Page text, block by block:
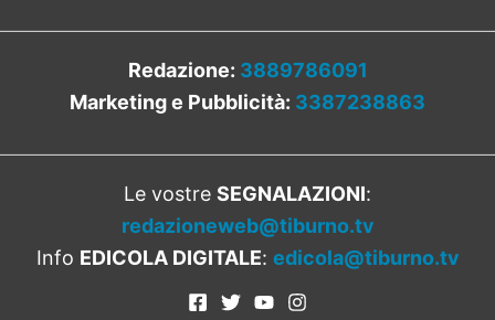
Redazione: 3889786091
Marketing e Pubblicità: 3387238863
Le vostre SEGNALAZIONI:
redazioneweb@tiburno.tv
Info EDICOLA DIGITALE: edicola@tiburno.tv